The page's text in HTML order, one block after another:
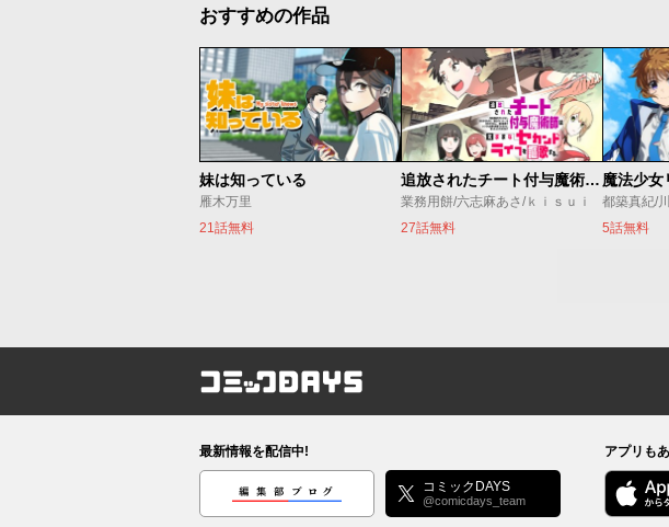
おすすめの作品
妹は知っている
雁木万里
21話無料
追放されたチート付与魔術師は気ままなセカンドライフを謳歌する。 ～俺は武器だけじゃなく、あらゆるものに『強化ポイント』を付与できるし、俺の意思でいつでも効果を解除できるけど、残った人たち大丈夫？～
業務用餅/六志麻あさ/ｋｉｓｕｉ
27話無料
都築真紀/
5話無料
コミックDAYS
最新情報を配信中!
編集部ブログ コミックDAYS
@comicdays_team
アプリも